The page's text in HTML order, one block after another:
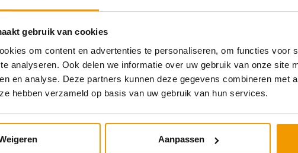
gebruik van cookies
om content en advertenties te personaliseren, om functies voor
analyseren. Ook delen we informatie over uw gebruik van onze site
en analyse. Deze partners kunnen deze gegevens combineren met
hebben verzameld op basis van uw gebruik van hun services.
Aanpassen